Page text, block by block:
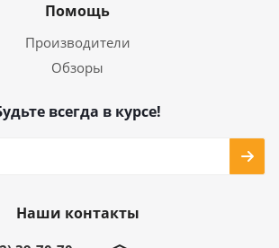
Помощь
Производители
Обзоры
всегда в курсе!
Наши контакты